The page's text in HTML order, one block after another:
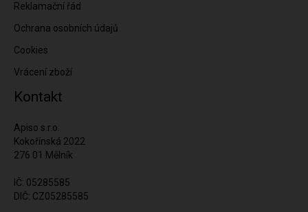
Reklamační řád
Ochrana osobních údajů
Cookies
Vrácení zboží
Kontakt
Apiso s.r.o.
Kokořínská 2022
276 01 Mělník
IČ: 05285585
DIČ: CZ05285585